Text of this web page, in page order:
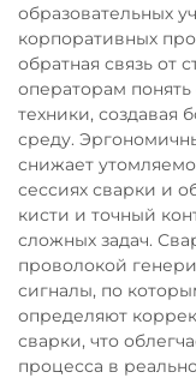
образовательных
корпоративных
обратная связь от
операторам
техники,
среду.
снижает
сессиях сварки и
кисти и точный
сложных задач.
проволокой
сигналы, по
определяют
сварки, что
процесса в